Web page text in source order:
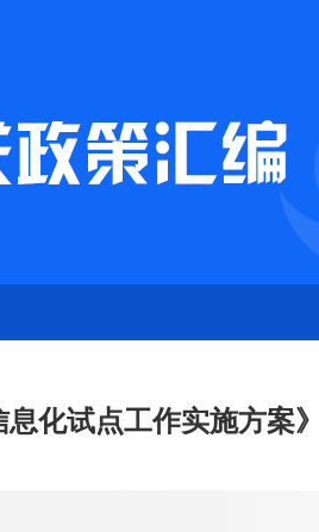
化试点工作实施方案